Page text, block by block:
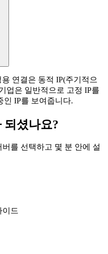
연결은 동적 IP(주기적으
업은 일반적으로 고정 IP를
인 IP를 보여줍니다.
되셨나요?
를 선택하고 몇 분 안에 설
이드